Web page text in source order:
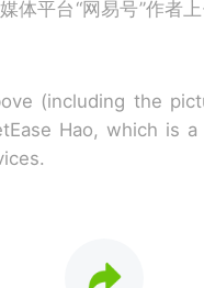
体平台“网易号”作者
(including the
Hao, which is